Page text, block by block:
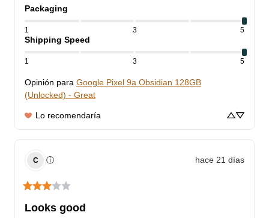
Packaging
1 3 5
Shipping Speed
1 3 5
Opinión para Google Pixel 9a Obsidian 128GB
(Unlocked) - Great
Lo recomendaría
C ⓘ hace 21 días
Looks good